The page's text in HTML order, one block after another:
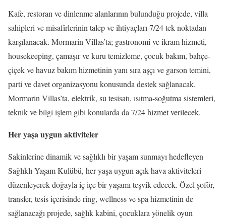
Kafe, restoran ve dinlenme alanlarının bulunduğu projede, villa
sahipleri ve misafirlerinin talep ve ihtiyaçları 7/24 tek noktadan
karşılanacak. Mormarin Villas’ta; gastronomi ve ikram hizmeti,
housekeeping, çamaşır ve kuru temizleme, çocuk bakım, bahçe-
çiçek ve havuz bakım hizmetinin yanı sıra aşçı ve garson temini,
parti ve davet organizasyonu konusunda destek sağlanacak.
Mormarin Villas’ta, elektrik, su tesisatı, ısıtma-soğutma sistemleri,
teknik ve bilgi işlem gibi konularda da 7/24 hizmet verilecek.
Her yaşa uygun aktiviteler
Sakinlerine dinamik ve sağlıklı bir yaşam sunmayı hedefleyen
Sağlıklı Yaşam Kulübü, her yaşa uygun açık hava aktiviteleri
düzenleyerek doğayla iç içe bir yaşamı teşvik edecek. Özel şoför,
transfer, tesis içerisinde ring, wellness ve spa hizmetinin de
sağlanacağı projede, sağlık kabini, çocuklara yönelik oyun